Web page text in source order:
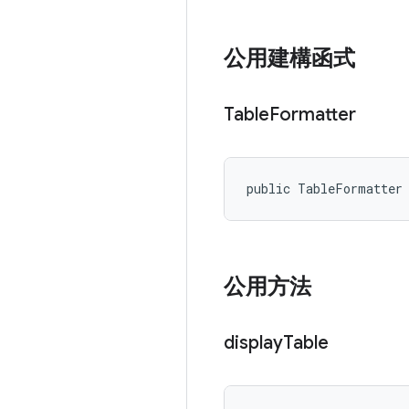
公用建構函式
TableFormatter
public
公用方法
displayTable